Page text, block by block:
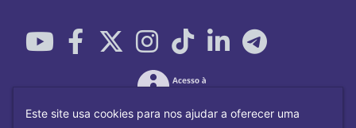
Este site usa cookies para nos ajudar a oferecer uma